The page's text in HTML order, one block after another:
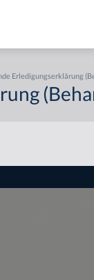
Erledigungserklärung